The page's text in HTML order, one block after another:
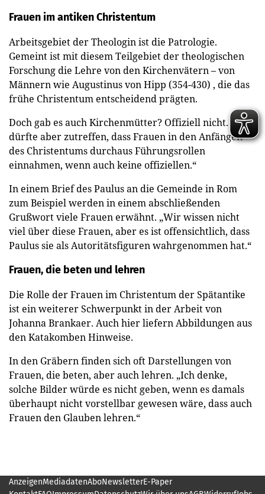
Frauen im antiken Christentum
Arbeitsgebiet der Theologin ist die Patrologie.
Gemeint ist mit diesem Teilgebiet der theologischen
Forschung die Lehre von den Kirchenvätern – von
Männern wie Augustinus von Hipp (354-430) , die das
frühe Christentum entscheidend prägten.
Doch gab es auch Kirchenmütter? Offiziell nicht. „Es
dürfte aber zutreffen, dass Frauen in den Anfängen
des Christentums durchaus Führungsrollen
einnahmen, wenn auch keine offiziellen.“
In einem Brief des Paulus an die Gemeinde in Rom
zum Beispiel werden in einem abschließenden
Grußwort viele Frauen erwähnt. „Wir wissen nicht
viel über diese Frauen, aber es ist offensichtlich, dass
Paulus sie als Autoritätsfiguren wahrgenommen hat.“
Frauen, die beten und lehren
Die Rolle der Frauen im Christentum der Spätantike
ist ein weiterer Schwerpunkt in der Arbeit von
Johanna Brankaer. Auch hier liefern Abbildungen aus
den Katakomben Hinweise.
In den Gräbern finden sich oft Darstellungen von
Frauen, die beten, aber auch lehren. „Ich denke,
solche Bilder würde es nicht geben, wenn es damals
überhaupt nicht vorstellbar gewesen wäre, dass auch
Frauen den Glauben lehren.“
AnzeigenMediadatenAboNewsletterE-Paper